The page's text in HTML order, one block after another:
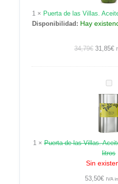
de
litros
1 × Puerta de las Villas.
Disponibilidad: Hay
34,79€ 31,85€
de
las
de
Lata
5
1 ×Puerta de las Villas.
litros
Sin
53,50€ IVA